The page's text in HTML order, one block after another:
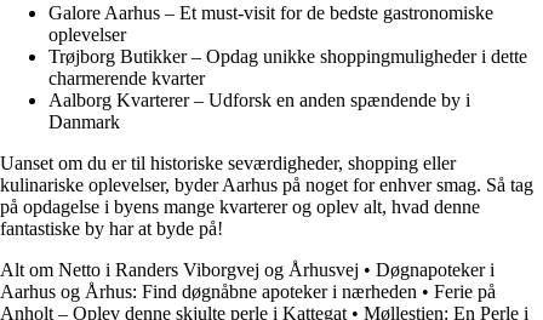
Galore Aarhus – Et must-visit for de bedste gastronomiske
oplevelser
Trøjborg Butikker – Opdag unikke shoppingmuligheder i dette
charmerende kvarter
Aalborg Kvarterer – Udforsk en anden spændende by i
Danmark
Uanset om du er til historiske seværdigheder, shopping eller
kulinariske oplevelser, byder Aarhus på noget for enhver smag. Så tag
på opdagelse i byens mange kvarterer og oplev alt, hvad denne
fantastiske by har at byde på!
Alt om Netto i Randers Viborgvej og Århusvej • Døgnapoteker i
Aarhus og Århus: Find døgnåbne apoteker i nærheden • Ferie på
Anholt – Oplev denne skjulte perle i Kattegat • Møllestien: En Perle i